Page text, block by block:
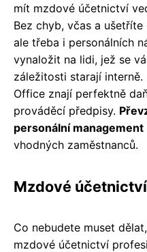
mít mzdové účetnictví
Bez chyb, včas a
ale třeba i personálních
vynaložit na lidi, jež se
záležitosti starají
Office znají perfektně
prováděcí předpisy.
personální management
vhodných zaměstnanců.
Mzdové
Co nebudete muset
mzdové účetnictví